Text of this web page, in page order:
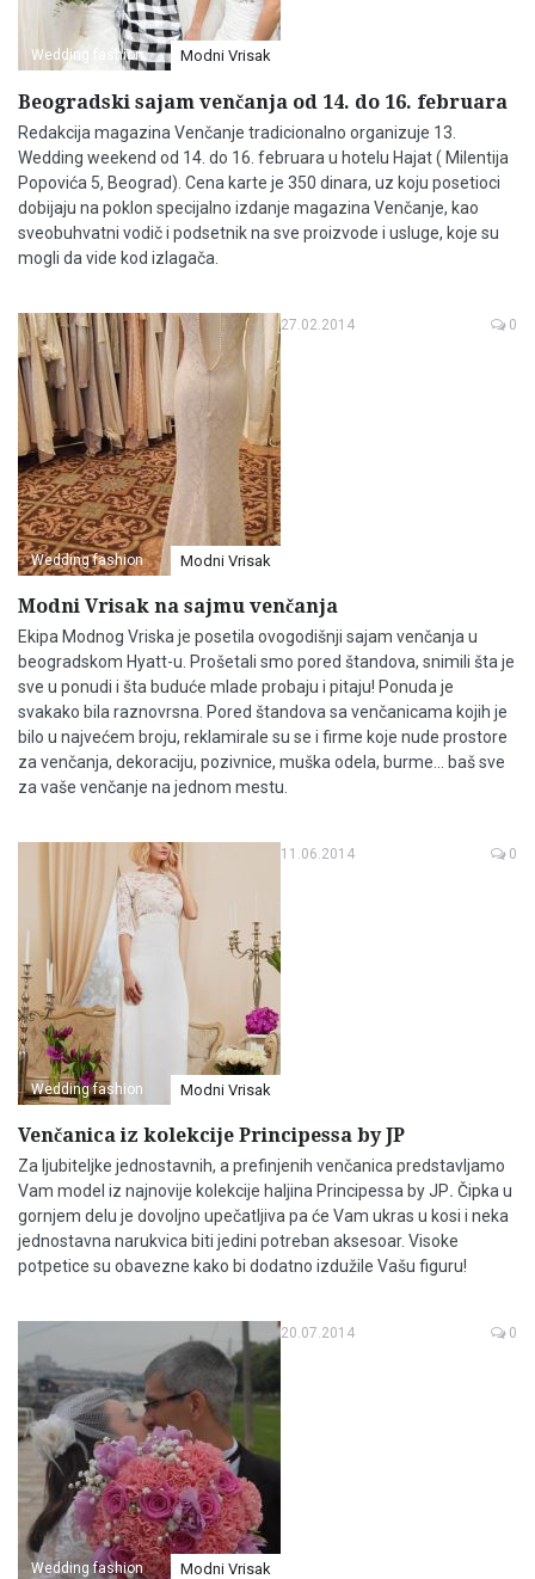
Wedding fashion Modni Vrisak
Beogradski sajam venčanja od 14. do 16. februara
Redakcija magazina Venčanje tradicionalno organizuje 13.
Wedding weekend od 14. do 16. februara u hotelu Hajat ( Milentija
Popovića 5, Beograd). Cena karte je 350 dinara, uz koju posetioci
dobijaju na poklon specijalno izdanje magazina Venčanje, kao
sveobuhvatni vodič i podsetnik na sve proizvode i usluge, koje su
mogli da vide kod izlagača.
Wedding fashion Modni Vrisak
27.02.2014 0
Modni Vrisak na sajmu venčanja
Ekipa Modnog Vriska je posetila ovogodišnji sajam venčanja u
beogradskom Hyatt-u. Prošetali smo pored štandova, snimili šta je
sve u ponudi i šta buduće mlade probaju i pitaju! Ponuda je
svakako bila raznovrsna. Pored štandova sa venčanicama kojih je
bilo u najvećem broju, reklamirale su se i firme koje nude prostore
za venčanja, dekoraciju, pozivnice, muška odela, burme... baš sve
za vaše venčanje na jednom mestu.
Wedding fashion Modni Vrisak
11.06.2014 0
Venčanica iz kolekcije Principessa by JP
Za ljubiteljke jednostavnih, a prefinjenih venčanica predstavljamo
Vam model iz najnovije kolekcije haljina Principessa by JP. Čipka u
gornjem delu je dovoljno upečatljiva pa će Vam ukras u kosi i neka
jednostavna narukvica biti jedini potreban aksesoar. Visoke
potpetice su obavezne kako bi dodatno izdužile Vašu figuru!
Wedding fashion Modni Vrisak
20.07.2014 0